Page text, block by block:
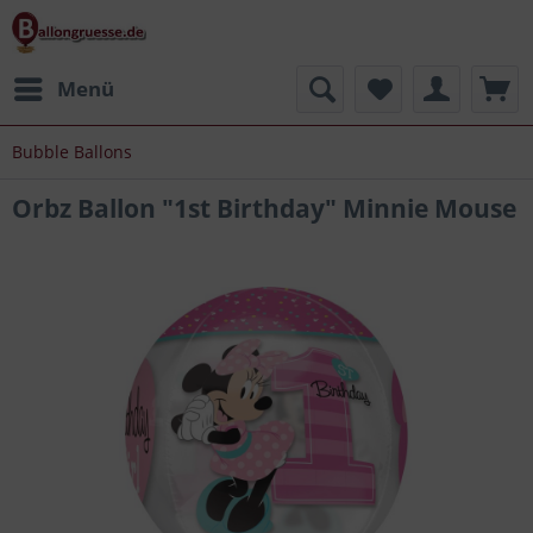
Menü
Bubble Ballons
Orbz Ballon "1st Birthday" Minnie Mouse